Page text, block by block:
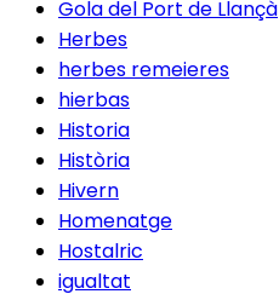
Gola del Port de Llançà
Herbes
herbes remeieres
hierbas
Historia
Història
Hivern
Homenatge
Hostalric
igualtat